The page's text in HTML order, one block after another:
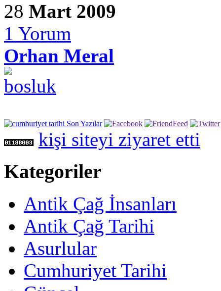
28 Mart 2009
1 Yorum
Orhan Meral
kişi siteyi ziyaret etti
Kategoriler
Antik Çağ İnsanları
Antik Çağ Tarihi
Asurlular
Cumhuriyet Tarihi